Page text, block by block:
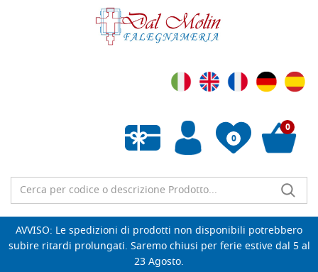
0
Wishlist vuota
0
AVVISO: Le spedizioni di prodotti non disponibili potrebbero
subire ritardi prolungati. Saremo chiusi per ferie estive dal 5 al
23 Agosto.